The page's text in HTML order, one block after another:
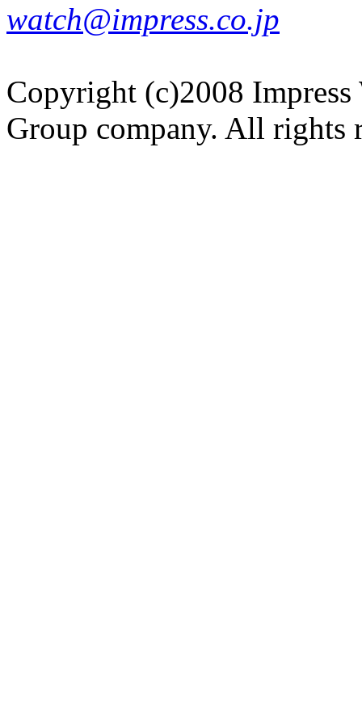
watch@impress.co.jp
Copyright (c)2008 Impress
Group company. All rights